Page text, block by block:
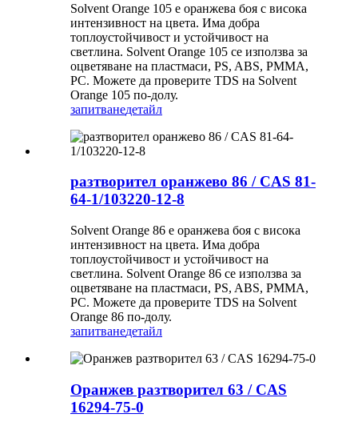
Solvent Orange 105 е оранжева боя с висока
интензивност на цвета. Има добра
топлоустойчивост и устойчивост на
светлина. Solvent Orange 105 се използва за
оцветяване на пластмаси, PS, ABS, PMMA,
PC. Можете да проверите TDS на Solvent
Orange 105 по-долу.
запитванедетайл
разтворител оранжево 86 / CAS 81-
64-1/103220-12-8
Solvent Orange 86 е оранжева боя с висока
интензивност на цвета. Има добра
топлоустойчивост и устойчивост на
светлина. Solvent Orange 86 се използва за
оцветяване на пластмаси, PS, ABS, PMMA,
PC. Можете да проверите TDS на Solvent
Orange 86 по-долу.
запитванедетайл
Оранжев разтворител 63 / CAS
16294-75-0